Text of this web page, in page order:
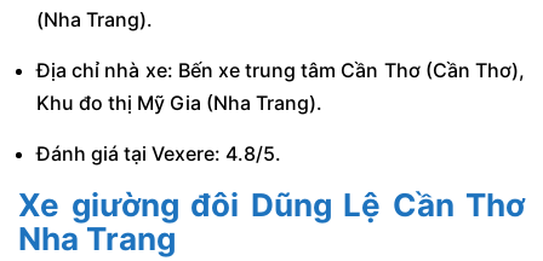
(Nha Trang).
Địa chỉ nhà xe: Bến xe trung tâm Cần Thơ (Cần Thơ),
Khu đo thị Mỹ Gia (Nha Trang).
Đánh giá tại Vexere: 4.8/5.
Xe giường đôi Dũng Lệ Cần Thơ
Nha Trang